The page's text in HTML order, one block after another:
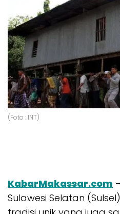
(Foto : INT)
KabarMakassar.com
Sulawesi Selatan